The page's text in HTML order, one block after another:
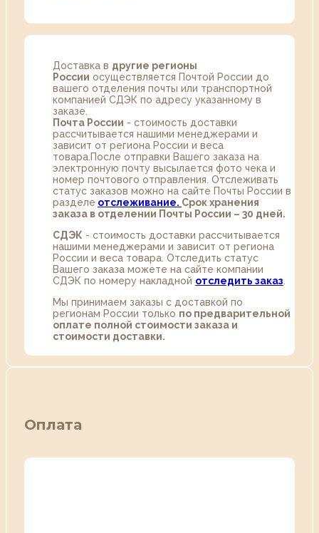
Доставка в другие регионы
России осуществляется Почтой России до
вашего отделения почты или транспортной
компанией СДЭК по адресу указанному в
заказе.
Почта России - стоимость доставки
рассчитывается нашими менеджерами и
зависит от региона России и веса
товара.После отправки Вашего заказа на
электронную почту высылается фото чека и
номер почтового отправления. Отслеживать
статус заказов можно на сайте Почты России в
разделе oтслеживание. Срок хранения
заказа в отделении Почты России – 30 дней.
СДЭК - стоимость доставки рассчитывается
нашими менеджерами и зависит от региона
России и веса товара. Отследить статус
Вашего заказа можете на сайте компании
СДЭК по номеру накладной отследить заказ
Мы принимаем заказы с доставкой по
регионам России только по предварительной
оплате полной стоимости заказа и
стоимости доставки.
Оплата